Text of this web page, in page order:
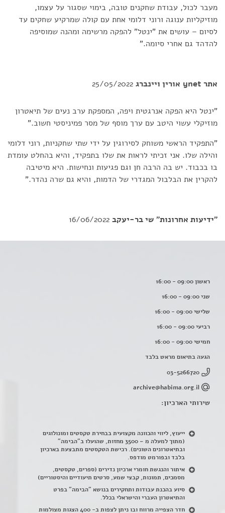
מעבר לכול, עבודת שחקנים טובה, בימוי שסגור על עצמו,
מוזיקליות ענוגה ורוני דלומי אחת עם קולה שמרקיע שחקים עד
לסיום – עושים את "ינטל" להפקה מרשימה ומהנה שמוסיפה
להדהד גם אחרי סיומה."
אתר ynet אורין ויינברג 25/05/2022
"ינטל היא הפקה אנרגטית ויפה, המספקת ערב נעים של תיאטרון
מוזיקלי עשוי היטב עם ערך מוסף של מסר פמיניסטי חשוב."
"התפקיד הראשי משוחק לסירוגין על ידי שתי שחקניות, רוני דלומי
והילה שלו. אני זכיתי לראות את שלו בתפקיד, והיא בהחלט עומדת
בו בכבוד. יש בה הרבה חן וגם פגיעות ונחישות. היא מיטיבה
להקרין את הבלבול המגדרי של הדמות, והיא גם שרה נהדר."
"ידיעות אחרונות" שי בר-יעקב 16/06/2022
ראשון 09:00 - 16:00
שני 09:00 - 16:00
שלישי 09:00 - 16:00
רביעי 09:00 - 16:00
חמישי 09:00 - 16:00
הגעה בתיאום מראש בלבד
03-5266720
archive@habima.org.il
שירותי הארכיון:
ייעוץ, ליווי והכוונה מקצועית בבחירת טקסטים ומונולוגים
(מתוך למעלה מ – 3500 מחזות, שהועלו ב"הבימה"
ובתיאטרונים השונים). רכישת הטקסטים מתבצעת בארכיון
בלבד ובפורמט מודפס.
איתור והנגשת חומרי ארכיון נדירים (ספרים, טקסטים,
מסמכים, תמונות, קבצי שמע, סרטים תיעודיים והיסטוריים)
סיוע בהכנת עבודות ותחקירים בנושא "הבימה" בפרט
והתיאטרון העברי והישראלי בכלל.
חדר הצפייה מרווח ובו ניתן לצפות ב- 400 הצגות מצולמות